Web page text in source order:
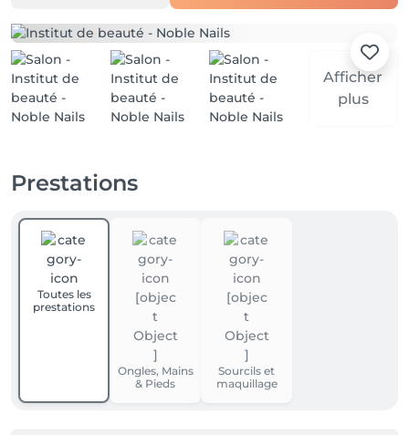
Afficher
plus
Prestations
Toutes les
prestations
Ongles, Mains
& Pieds
Sourcils et
maquillage